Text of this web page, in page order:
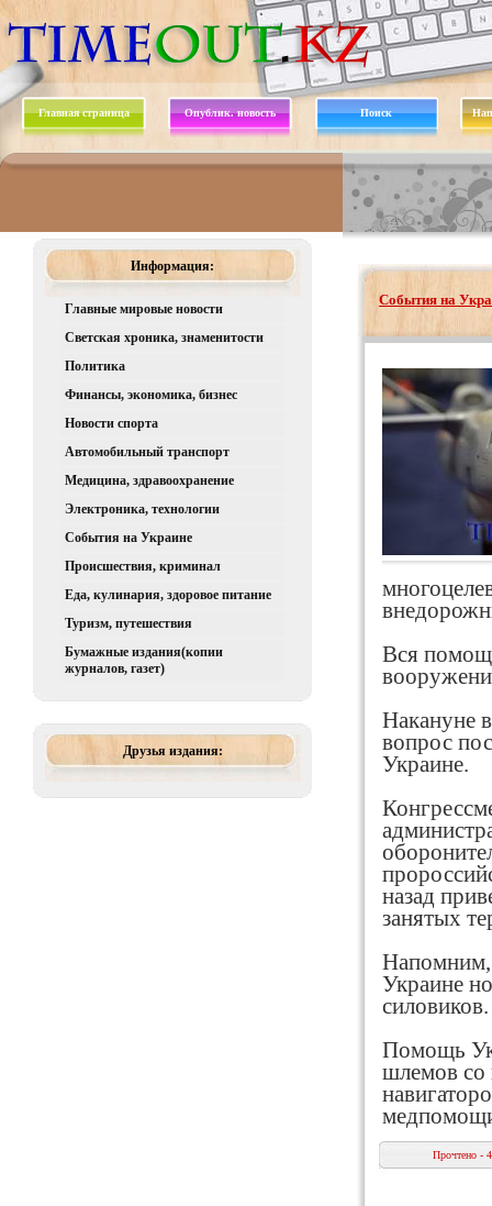
Главная страница Опублик. новость Поиск
Информация:
Главные мировые новости
Светская хроника, знаменитости
Политика
Финансы, экономика, бизнес
Новости спорта
Автомобильный транспорт
Медицина, здравоохранение
Электроника, технологии
События на Украине
Происшествия, криминал
Еда, кулинария, здоровое питание
Туризм, путешествия
Бумажные издания(копии
журналов, газет)
Друзья издания:
События на
Вся
Накануне
вопрос
Украине.
назад
занятых
Напомним,
Украине
силовиков.
Помощь
шлемов со
Прочтено -